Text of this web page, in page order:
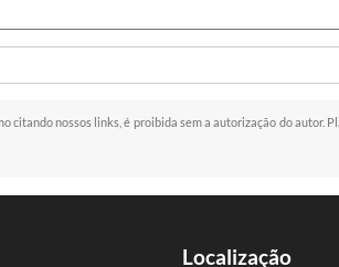
citando nossos links, é proibida sem a autorização do autor.
Localização